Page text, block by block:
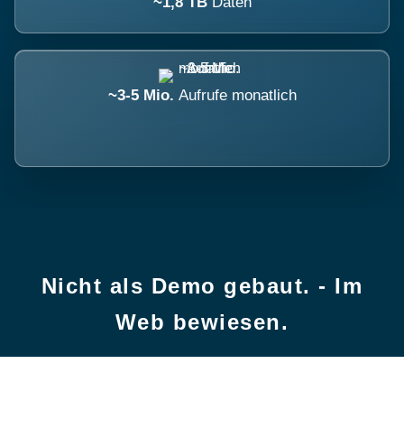
~3-5 Mio. Aufrufe monatlich
Nicht als Demo gebaut. - Im
Web bewiesen.